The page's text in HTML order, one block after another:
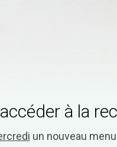
à la
un nouveau